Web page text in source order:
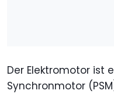
Der Elektromotor ist
Synchronmotor